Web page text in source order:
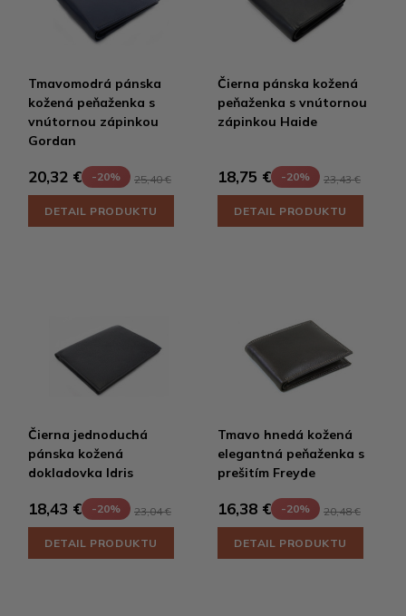
Tmavomodrá pánska
kožená peňaženka s
vnútornou zápinkou
Gordan
20,32 € -20% 25,40 €
DETAIL PRODUKTU
Čierna pánska kožená
peňaženka s vnútornou
zápinkou Haide
18,75 € -20% 23,43 €
DETAIL PRODUKTU
Čierna jednoduchá
pánska kožená
dokladovka Idris
18,43 € -20% 23,04 €
DETAIL PRODUKTU
Tmavo hnedá kožená
elegantná peňaženka s
prešitím Freyde
16,38 € -20% 20,48 €
DETAIL PRODUKTU